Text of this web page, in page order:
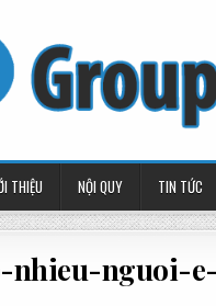
THIỆU NỘI QUY TIN TỨC
nhieu-nguoi-